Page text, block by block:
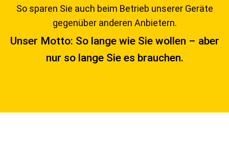
So sparen Sie auch beim Betrieb unserer Geräte
gegenüber anderen Anbietern.
Unser Motto: So lange wie Sie wollen – aber
nur so lange Sie es brauchen.